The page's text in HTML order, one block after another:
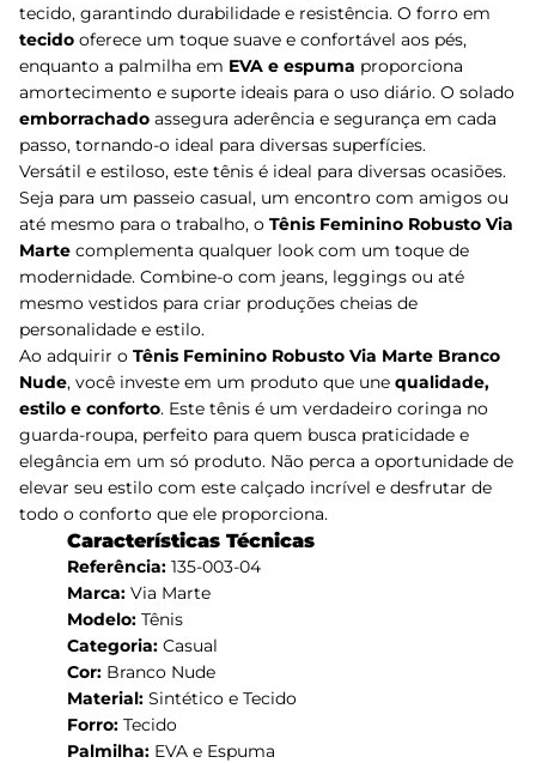
tecido, garantindo durabilidade e resistência. O forro em
tecido oferece um toque suave e confortável aos pés,
enquanto a palmilha em EVA e espuma proporciona
amortecimento e suporte ideais para o uso diário. O solado
emborrachado assegura aderência e segurança em cada
passo, tornando-o ideal para diversas superfícies.
Versátil e estiloso, este tênis é ideal para diversas ocasiões.
Seja para um passeio casual, um encontro com amigos ou
até mesmo para o trabalho, o Tênis Feminino Robusto Via
Marte complementa qualquer look com um toque de
modernidade. Combine-o com jeans, leggings ou até
mesmo vestidos para criar produções cheias de
personalidade e estilo.
Ao adquirir o Tênis Feminino Robusto Via Marte Branco
Nude, você investe em um produto que une qualidade,
estilo e conforto. Este tênis é um verdadeiro coringa no
guarda-roupa, perfeito para quem busca praticidade e
elegância em um só produto. Não perca a oportunidade de
elevar seu estilo com este calçado incrível e desfrutar de
todo o conforto que ele proporciona.
Características Técnicas
Referência: 135-003-04
Marca: Via Marte
Modelo: Tênis
Categoria: Casual
Cor: Branco Nude
Material: Sintético e Tecido
Forro: Tecido
Palmilha: EVA e Espuma